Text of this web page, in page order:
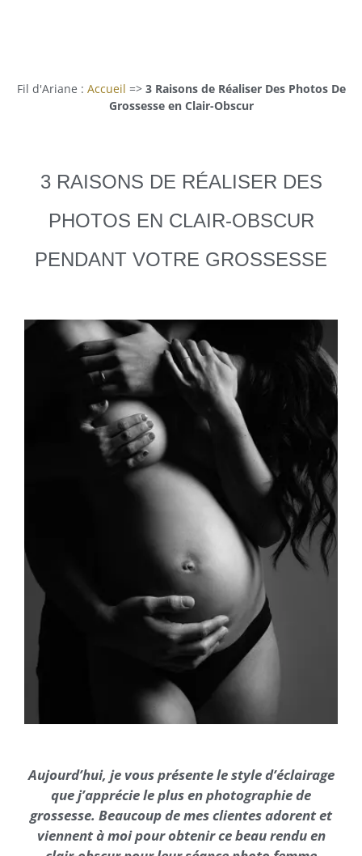
Fil d'Ariane : Accueil => 3 Raisons de Réaliser Des Photos De
Grossesse en Clair-Obscur
3 RAISONS DE RÉALISER DES
PHOTOS EN CLAIR-OBSCUR
PENDANT VOTRE GROSSESSE
Aujourd’hui, je vous présente le style d’éclairage
que j’apprécie le plus en photographie de
grossesse. Beaucoup de mes clientes adorent et
viennent à moi pour obtenir ce beau rendu en